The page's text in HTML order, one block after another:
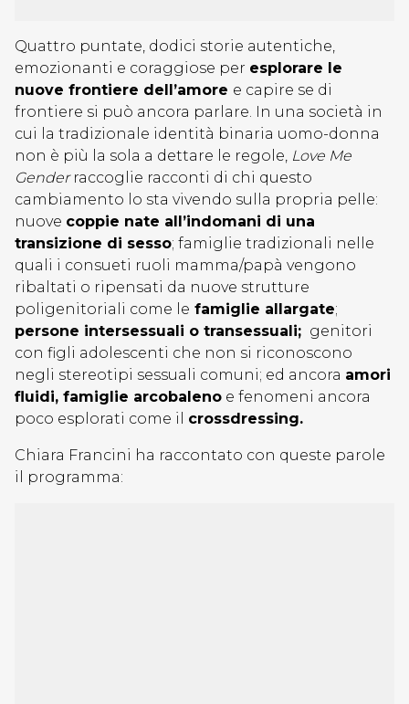
Quattro puntate, dodici storie autentiche,
emozionanti e coraggiose per esplorare le
nuove frontiere dell’amore e capire se di
frontiere si può ancora parlare. In una società in
cui la tradizionale identità binaria uomo-donna
non è più la sola a dettare le regole, Love Me
Genderraccoglie racconti di chi questo
cambiamento lo sta vivendo sulla propria pelle:
nuove coppie nate all’indomani di una
transizione di sesso; famiglie tradizionali nelle
quali i consueti ruoli mamma/papà vengono
ribaltati o ripensati da nuove strutture
poligenitoriali come le famiglie allargate;
persone intersessuali o transessuali; genitori
con figli adolescenti che non si riconoscono
negli stereotipi sessuali comuni; ed ancora amori
fluidi, famiglie arcobaleno e fenomeni ancora
poco esplorati come il crossdressing.
Chiara Francini ha raccontato con queste parole
il programma: